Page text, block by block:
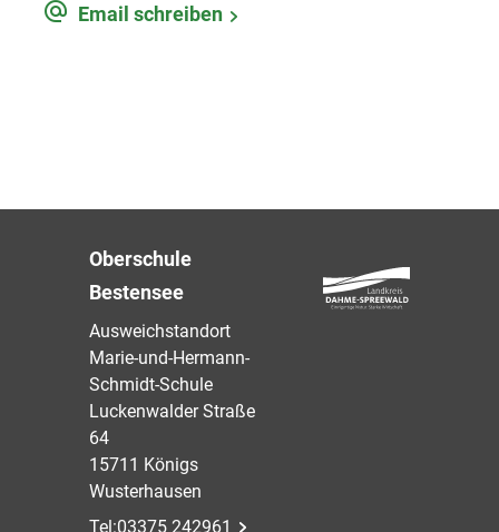
Email schreiben
Oberschule
Bestensee
Ausweichstandort
Marie-und-Hermann-
Schmidt-Schule
Luckenwalder Straße
64
15711 Königs
Wusterhausen
Tel:03375 242961